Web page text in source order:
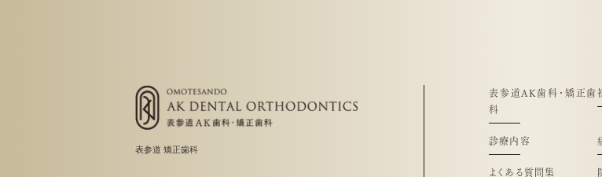
表参道 矯正歯科
表参道AK歯科・矯正歯
科
診療内容
よくある質問集